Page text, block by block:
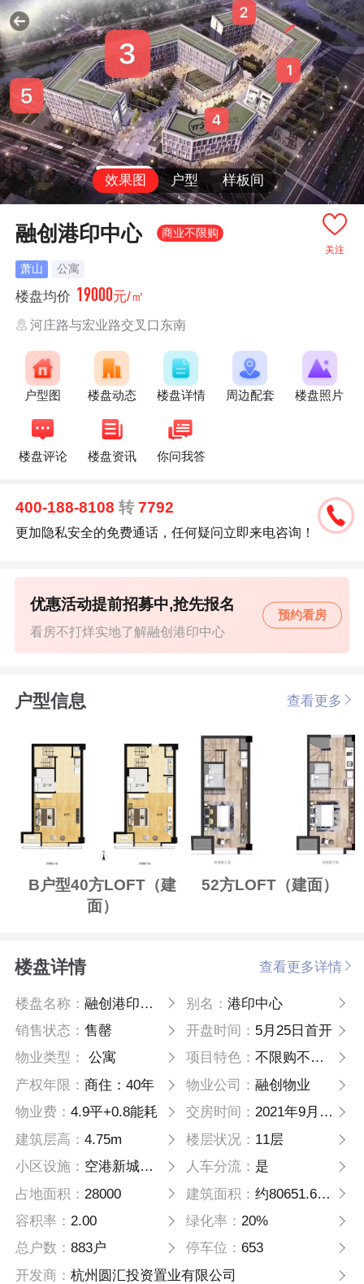
效果图 户型 样板间
关注
融创港印中心 商业不限购
萧山 公寓
楼盘均价 19000元/㎡
河庄路与宏业路交叉口东南
户型图 楼盘动态 楼盘详情 周边配套 楼盘照片
楼盘评论 楼盘资讯 你问我答
400-188-8108转 7792
更加隐私安全的免费通话，任何疑问立即来电咨询！
看房不打烊实地了解融创港印中心
优惠活动提前招募中,抢先报名
预约看房
户型信息 查看更多
B户型40方LOFT（建
面）
52方LOFT（建面）
楼盘详情 查看更多详情
楼盘名称：融创港印中心 别名： 港印中心
销售状态：售罄 开盘时间： 5月25日首开
物业类型：
公寓 项目特色： 不限购不限贷
产权年限：商住：40年 物业公司： 融创物业
物业费：4.9平+0.8能耗 交房时间： 2021年9月30日
建筑层高：4.75m 楼层状况： 11层
小区设施： 空港新城核心商圈，自带商业，家门口吃喝玩乐 人车分流： 是
占地面积： 28000 建筑面积： 约80651.64㎡
容积率：2.00 绿化率： 20%
总户数：883户 停车位： 653
开发商：杭州圆汇投资置业有限公司